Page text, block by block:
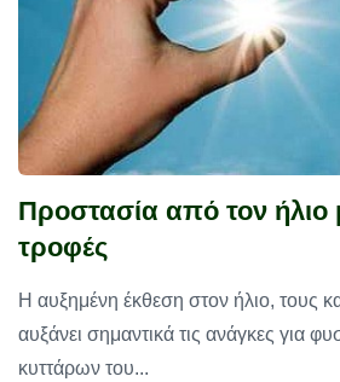
Προστασία από τον ήλιο
τροφές
Η αυξημένη έκθεση στον ήλιο, τους
αυξάνει σημαντικά τις ανάγκες για
κυττάρων του...